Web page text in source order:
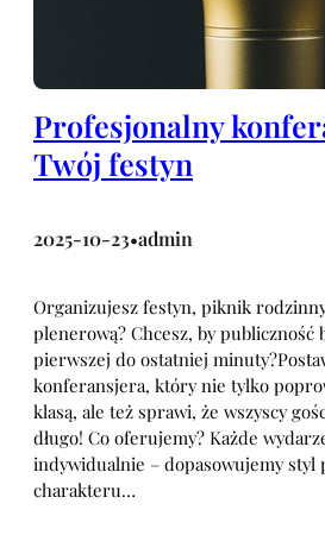
Profesjonalny
Twój festyn
2025-10-23•admin
Organizujesz festyn, piknik
plenerową? Chcesz, by publiczność
pierwszej do ostatniej
konferansjera, który nie tylko
klasą, ale też sprawi, że wszyscy
długo! Co oferujemy? Każde
indywidualnie – dopasowujemy styl
charakteru…